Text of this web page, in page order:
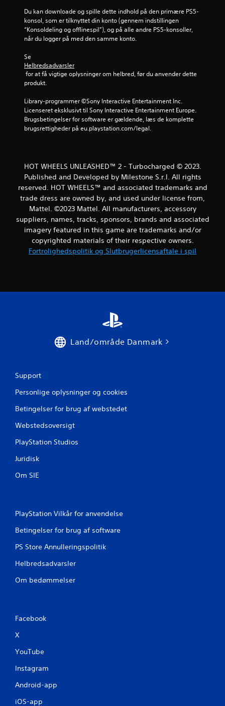
r
u
a
f
e
s
t
j
e
r
n
r
Du kan downloade og spille dette indhold på den primære PS5-
konsol, som er tilknyttet din konto (gennem indstillingen
“Konsoldeling og offlinespil”), og på alle andre PS5-konsoller,
når du logger på med den samme konto.
Se
Helbredsadvarsler
produkt.
Library-programmer ©Sony Interactive Entertainment Inc.
Licenseret eksklusivt til Sony Interactive Entertainment Europe.
Brugsbetingelser for software er gældende, læs de komplette
brugsrettigheder på eu.playstation.com/legal.
HOT WHEELS UNLEASHED™ 2 - Turbocharged © 2023.
Published and Developed by Milestone S.r.l. All rights
reserved. HOT WHEELS™ and associated trademarks and
trade dress are owned by, and used under license from,
Mattel. ©2023 Mattel. All manufacturers, accessory
suppliers, names, tracks, sponsors, brands and associated
imagery featured in this game are trademarks and/or
copyrighted materials of their respective owners.
Fortrolighedspolitik og Slutbrugerlicensaftale i spil
Land/område Danmark
Support
Personlige oplysninger og cookies
Betingelser for brug af webstedet
Webstedsoversigt
PlayStation Studios
Juridisk
Om SIE
PlayStation Vilkår for anvendelse
Betingelser for brug af software
PS Store Annulleringspolitik
Helbredsadvarsler
Om bedømmelser
Facebook
X
YouTube
Instagram
Android-app
iOS-app